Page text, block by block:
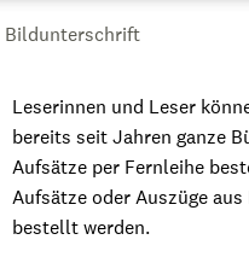
Bildunterschrift
Leserinnen und Leser
bereits seit Jahren ganze
Aufsätze per Fernleihe
Aufsätze oder Auszüge
bestellt werden.